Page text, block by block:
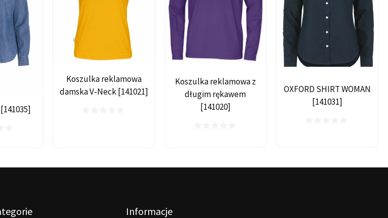
Koszulka reklamowa
damska V-Neck [141021]
Koszulka reklamowa z
długim rękawem
[141020]
OXFORD SHIRT WOMAN
[141031]
Informacje